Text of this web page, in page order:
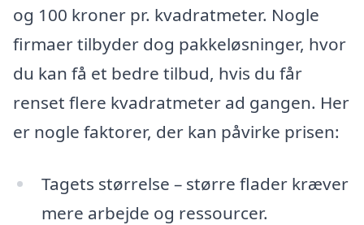
og 100 kroner pr. kvadratmeter. Nogle
firmaer tilbyder dog pakkeløsninger, hvor
du kan få et bedre tilbud, hvis du får
renset flere kvadratmeter ad gangen. Her
er nogle faktorer, der kan påvirke prisen:
Tagets størrelse – større flader kræver
mere arbejde og ressourcer.